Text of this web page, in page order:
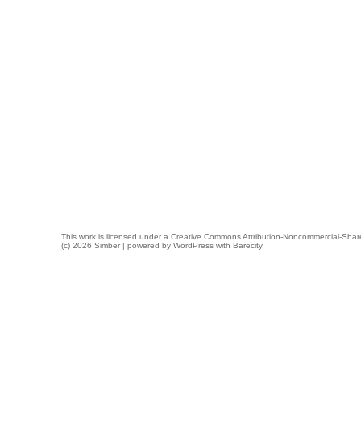
This work is licensed under a Creative Commons Attribution-Noncommercial-
(c) 2026 Simber | powered by WordPress with Barecity